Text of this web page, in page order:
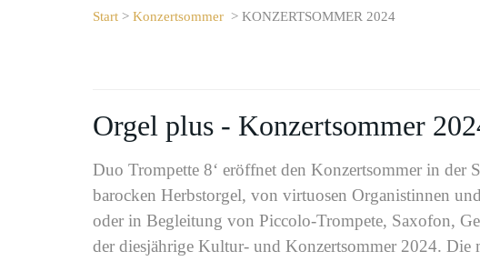
Start > Konzertsommer > KONZERTSOMMER 2024
Orgel plus - Konzertsommer
Duo Trompette 8‘ eröffnet den Konzertsommer in der
barocken Herbstorgel, von virtuosen Organistinnen
oder in Begleitung von Piccolo-Trompete, Saxofon,
der diesjährige Kultur- und Konzertsommer 2024. Die